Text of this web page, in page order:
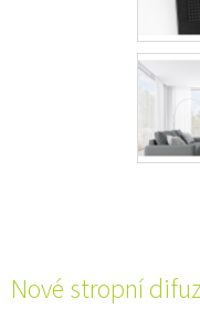
Nové stropní